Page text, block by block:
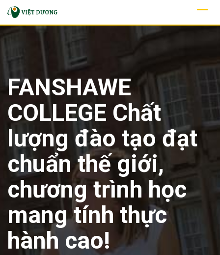
Skip
FANSHAWE
COLLEGE Chất
lượng đào tạo đạt
chuẩn thế giới,
chương trình học
mang tính thực
hành cao!